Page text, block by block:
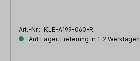
Art.-Nr.: KLE-A199-060-R
Auf Lager, Lieferung in 1-2 Werktagen